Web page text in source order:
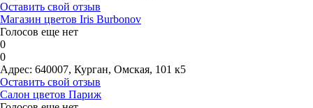
Оставить свой отзыв
Магазин цветов Iris Burbonov
Голосов еще нет
0
0
Адрес: 640007, Курган, Омская, 101 к5
Оставить свой отзыв
Салон цветов Париж